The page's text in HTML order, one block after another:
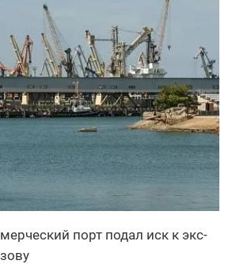
порт подал иск к экс-